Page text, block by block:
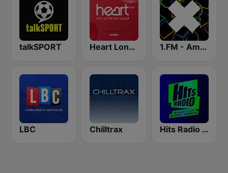
talkSPORT Heart London 1.FM - Amsterdam Trance
LBC Chilltrax Hits Radio Manchester